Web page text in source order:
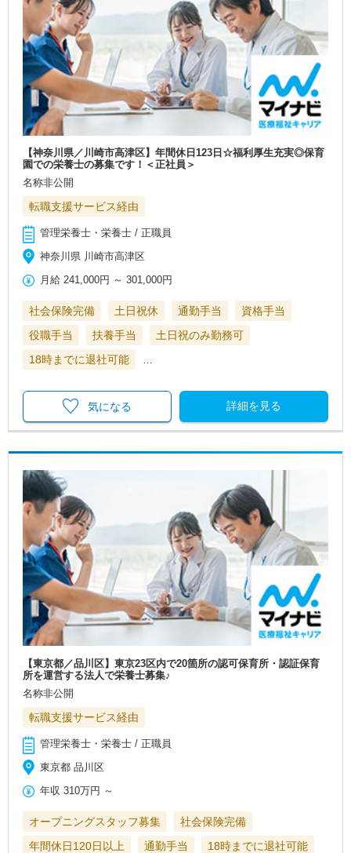
【神奈川県／川崎市高津区】年間休日123日☆福利厚生充実◎保育
園での栄養士の募集です！＜正社員＞
名称非公開
転職支援サービス経由
管理栄養士・栄養士 / 正職員
神奈川県 川崎市高津区
月給 241,000円 ～301,000円
社会保険完備 土日祝休 通勤手当
資格手当
役職手当
扶養手当
土日祝のみ勤務可
18時までに退社可能
…
詳細を見る
気になる
【東京都／品川区】東京23区内で20箇所の認可保育所・認証保育
所を運営する法人で栄養士募集♪
名称非公開
転職支援サービス経由
管理栄養士・栄養士 / 正職員
東京都 品川区
年収 310万円 ～
オープニングスタッフ募集
社会保険完備
年間休日120日以上
通勤手当 18時までに退社可能